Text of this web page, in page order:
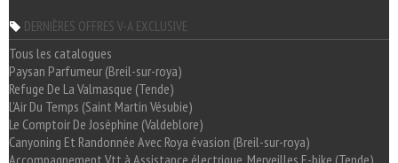
DERNIÈRES OFFRES V-A EXCLUSIVE
Tous les catalogues
Paysan Parfumeur (Breil-sur-roya)
Refuge De La Valmasque (Tende)
L'Air Du Temps (Saint Martin Vésubie)
Le Comptoir De Joséphine (Valdeblore)
Canyoning Et Randonnée Avec Roya évasion (Breil-sur-roya)
Accompagnement Vtt à Assistance électrique, Merveilles E-bike (Tende)